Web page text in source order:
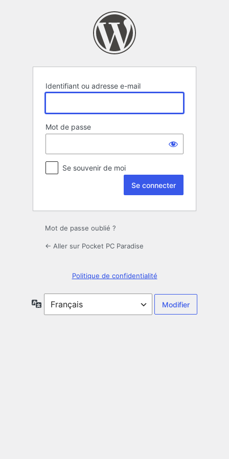
Identifiant ou adresse e-mail
Mot de passe
Se souvenir de moi
Mot de passe oublié ?
← Aller sur Pocket PC Paradise
Politique de confidentialité
Langue